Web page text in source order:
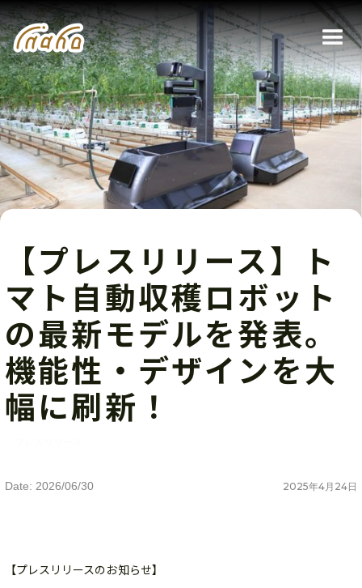
【プレスリリース】ト
マト自動収穫ロボット
の最新モデルを発表。
機能性・デザインを大
幅に刷新！
Date: 2026/06/30 2025年4月 24日
【プレスリリースのお知らせ】